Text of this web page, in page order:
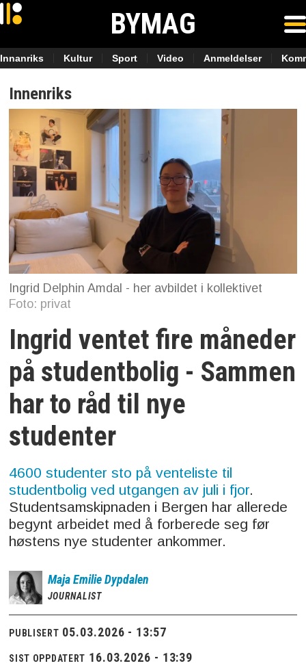
BYMAG
Innanriks Kultur Sport Video Anmeldelser
Innenriks
Ingrid Delphin Amdal - her avbildet i kollektivet
Foto: privat
Ingrid ventet fire måneder
på studentbolig - Sammen
har to råd til nye
studenter
4600 studenter sto på venteliste til
studentbolig ved utgangen av juli i fjor.
Studentsamskipnaden i Bergen har allerede
begynt arbeidet med å forberede seg før
høstens nye studenter ankommer.
Maja Emilie Dypdalen
JOURNALIST
PUBLISERT 05.03.2026 - 13:57
SIST OPPDATERT 16.03.2026 - 13:39